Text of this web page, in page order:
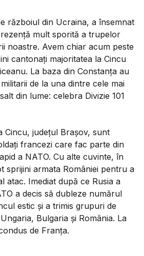
războiul din Ucraina, a însemnat
mult sporită a trupelor
noastre. Avem chiar acum peste
cantonați majoritatea la Cincu
La baza din Constanța au
de la una dintre cele mai
din lume: celebra Divizie 101
Cincu, județul Brașov, sunt
francezi care fac parte din
a NATO. Cu alte cuvinte, în
sprijini armata României pentru a
atac. Imediat după ce Rusia a
a decis să dubleze numărul
estic și a trimis grupuri de
Bulgaria și România. La
de Franța.